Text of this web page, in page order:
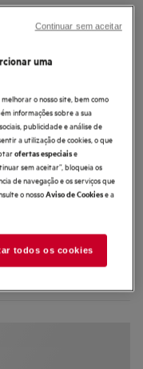
de 60 cm de
Max
15
de altura padrão.
dimensões sem
uma
o nosso site, bem como
informações sobre a sua
publicidade e análise de
a utilização de cookies, o que
ofertas especiaise
sem aceitar”, bloqueia os
de navegação e os serviços que
o nossoAviso de Cookiese a
todos os cookies
Continuar sem aceitar